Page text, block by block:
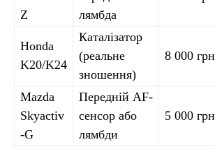
Z
лямбда
Honda
K20/K24
Каталізатор
(реальне
зношення)
8 000 грн
Mazda
Skyactiv
-G
Передній AF-
сенсор або
лямбди
5 000 грн